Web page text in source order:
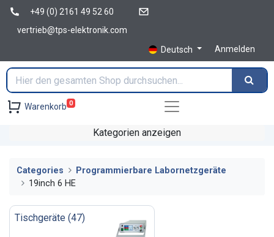
+49 (0) 2161 49 52 60
vertrieb@tps-elektronik.com
Deutsch
Anmelden
Warenkorb 0
Kategorien anzeigen
Categories
Programmierbare Labornetzgeräte
19inch 6 HE
Tischgeräte (47)